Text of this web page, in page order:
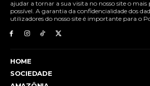
ajudar a tornar a sua visita no nosso site o
possível. A garantia da confidencialidade dos
utilizadores do nosso site é importante para o
HOME
SOCIEDADE